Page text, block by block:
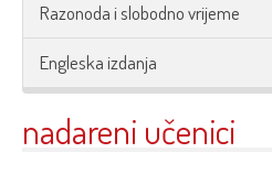
Razonoda i slobodno vrijeme
Engleska izdanja
nadareni učenici